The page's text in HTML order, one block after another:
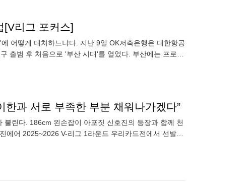
[V리그 포커스]
어떻게 대처하느냐다. 지난 9일 OK저축은행은 대한항공
출범 후 처음으로 '부산 시대'를 열었다. 부산에는 프로야
한과 서로 부족한 부분 채워나가겠다”
불린다. 186cm 왼손잡이 아포짓 신호진의 등장과 함께 천
어 2025~2026 V-리그 1라운드 우리카드전에서 선발로